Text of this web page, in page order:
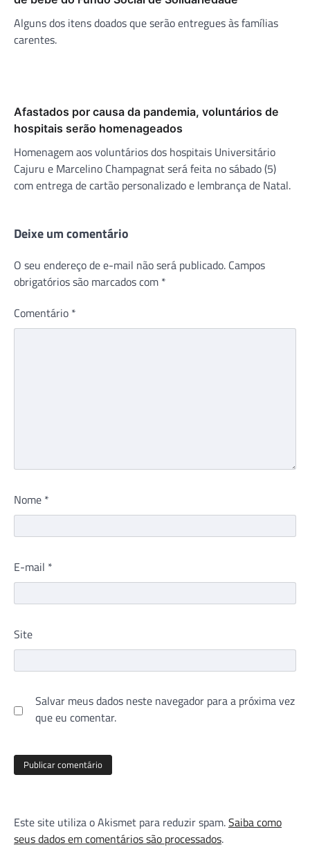
Alguns dos itens doados que serão entregues às famílias
carentes.
Afastados por causa da pandemia, voluntários de
hospitais serão homenageados
Homenagem aos voluntários dos hospitais Universitário
Cajuru e Marcelino Champagnat será feita no sábado (5)
com entrega de cartão personalizado e lembrança de Natal.
Deixe um comentário
O seu endereço de e-mail não será publicado. Campos
obrigatórios são marcados com *
Comentário *
Nome *
E-mail *
Site
Salvar meus dados neste navegador para a próxima vez
que eu comentar.
Este site utiliza o Akismet para reduzir spam.Saiba como
seus dados em comentários são processados.